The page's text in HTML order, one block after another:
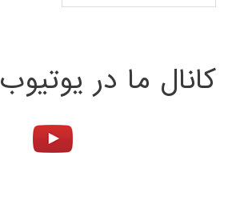
کانال ما در یوتیوب